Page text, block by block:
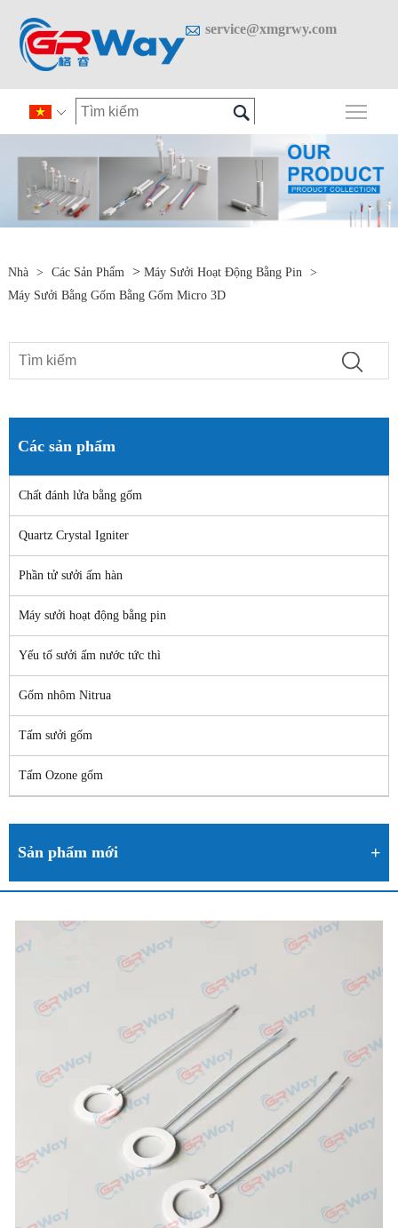
 service@xmgrwy.com
 
Nhà > Các Sản Phẩm > Máy Sưởi Hoạt Động Bằng Pin
>
Máy Sưởi Bằng Gốm Bằng Gốm Micro 3D
Các sản phẩm
Chất đánh lửa bằng gốm
Quartz Crystal Igniter
Phần tử sưởi ấm hàn
Máy sưởi hoạt động bằng pin
Yếu tố sưởi ấm nước tức thì
Gốm nhôm Nitrua
Tấm sưởi gốm
Tấm Ozone gốm
Sản phẩm mới